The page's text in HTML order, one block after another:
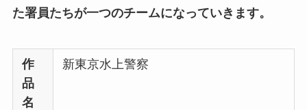
た署員たちが一つのチームになっていきます。
作
品
名
新東京水上警察